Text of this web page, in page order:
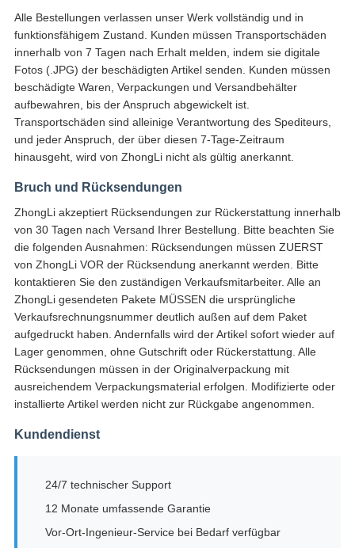
Alle Bestellungen verlassen unser Werk vollständig und in
funktionsfähigem Zustand. Kunden müssen Transportschäden
innerhalb von 7 Tagen nach Erhalt melden, indem sie digitale
Fotos (.JPG) der beschädigten Artikel senden. Kunden müssen
beschädigte Waren, Verpackungen und Versandbehälter
aufbewahren, bis der Anspruch abgewickelt ist.
Transportschäden sind alleinige Verantwortung des Spediteurs,
und jeder Anspruch, der über diesen 7-Tage-Zeitraum
hinausgeht, wird von ZhongLi nicht als gültig anerkannt.
Bruch und Rücksendungen
ZhongLi akzeptiert Rücksendungen zur Rückerstattung innerhalb
von 30 Tagen nach Versand Ihrer Bestellung. Bitte beachten Sie
die folgenden Ausnahmen: Rücksendungen müssen ZUERST
von ZhongLi VOR der Rücksendung anerkannt werden. Bitte
kontaktieren Sie den zuständigen Verkaufsmitarbeiter. Alle an
ZhongLi gesendeten Pakete MÜSSEN die ursprüngliche
Verkaufsrechnungsnummer deutlich außen auf dem Paket
aufgedruckt haben. Andernfalls wird der Artikel sofort wieder auf
Lager genommen, ohne Gutschrift oder Rückerstattung. Alle
Rücksendungen müssen in der Originalverpackung mit
ausreichendem Verpackungsmaterial erfolgen. Modifizierte oder
installierte Artikel werden nicht zur Rückgabe angenommen.
Kundendienst
24/7 technischer Support
12 Monate umfassende Garantie
Vor-Ort-Ingenieur-Service bei Bedarf verfügbar